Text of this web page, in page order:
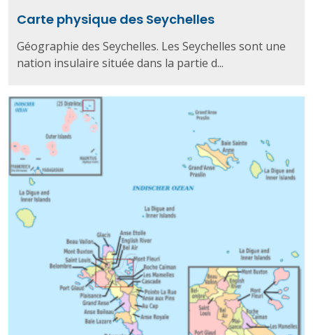
Carte physique des Seychelles
Géographie des Seychelles. Les Seychelles sont une
nation insulaire située dans la partie d...